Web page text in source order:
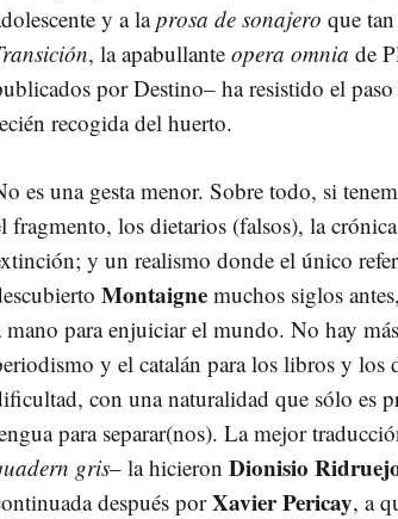
y a laprosa de sonajero que
, la apabullante opera omnia de
por Destino– ha resistido el
recogida del huerto.
es una gesta menor. Sobre todo, si
fragmento, los dietarios (falsos), la
y un realismo donde el único
Montaigne muchos siglos
mano para enjuiciar el mundo. No hay
y el catalán para los libros y los
con una naturalidad que sólo es
para separar(nos). La mejor
gris– la hicieron Dionisio
después porXavier Pericay, a